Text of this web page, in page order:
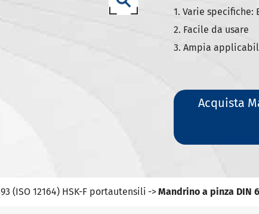
1. Varie specifiche:
2. Facile da usare
3. Ampia
Acquista
(ISO 12164) HSK-F portautensili Mandrino a pinza DIN